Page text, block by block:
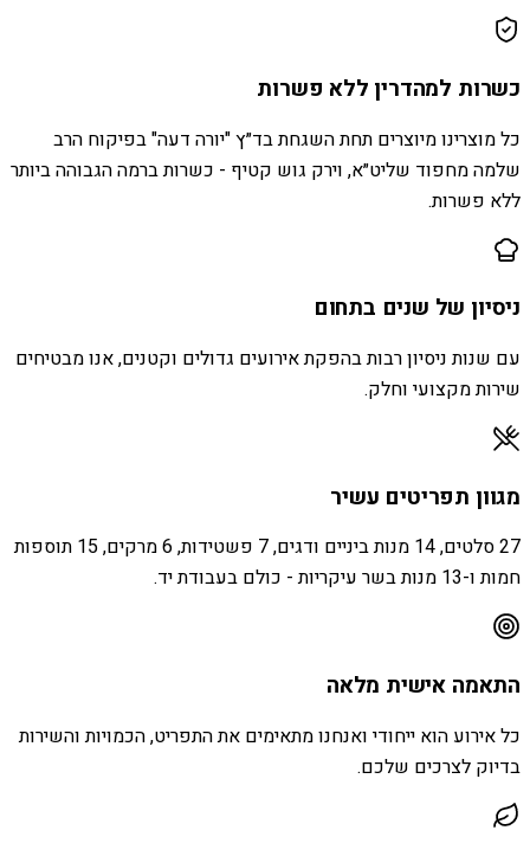
כשרות למהדרין ללא פשרות
כל מוצרינו מיוצרים תחת השגחת בד״ץ "יורה דעה" בפיקוח הרב
שלמה מחפוד שליט״א, וירק גוש קטיף - כשרות ברמה הגבוהה ביותר
ללא פשרות.
ניסיון של שנים בתחום
עם שנות ניסיון רבות בהפקת אירועים גדולים וקטנים, אנו מבטיחים
שירות מקצועי וחלק.
מגוון תפריטים עשיר
27 סלטים, 14 מנות ביניים ודגים, 7 פשטידות, 6 מרקים, 15 תוספות
חמות ו-13 מנות בשר עיקריות - כולם בעבודת יד.
התאמה אישית מלאה
כל אירוע הוא ייחודי ואנחנו מתאימים את התפריט, הכמויות והשירות
בדיוק לצרכים שלכם.